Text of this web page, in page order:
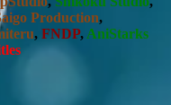
Production,
, FNDP, AniStarks